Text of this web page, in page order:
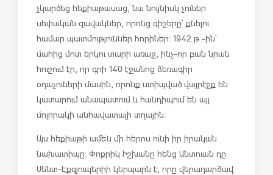
չկարծեց հեքիաթասաց, նա նույնիսկ չուներ
սեփական զավակներ, որոնց գիշերը՝ քնելու
համար պատմություններ հորիներ: 1942 թ.-ին՝
մահից մոտ երկու տարի առաջ, ինչ-որ բան նրան
հուշում էր, որ գրի 140 էջանոց ձեռագիր
օդաչուների մասին, որոնք ստիպված վայրէջք են
կատարում անապատում և հանդիպում են այլ
մոլորակի անհավատալի տղային:
Այս հեքիաթի ամեն մի հերոս ունի իր իրական
նախատիպը: Փոքրիկ Իշխանը հենց Անտուան դը
Սենտ-Էքզյուպերիի կերպարն է, որը վերադարձավ